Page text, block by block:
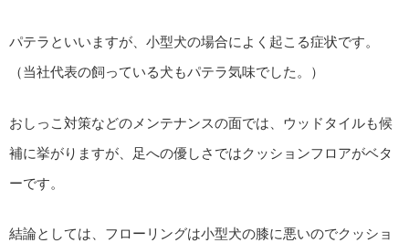
パテラといいますが、小型犬の場合によく起こる症状です。
（当社代表の飼っている犬もパテラ気味でした。）
おしっこ対策などのメンテナンスの面では、ウッドタイルも候
補に挙がりますが、足への優しさではクッションフロアがベタ
ーです。
結論としては、フローリングは小型犬の膝に悪いのでクッショ